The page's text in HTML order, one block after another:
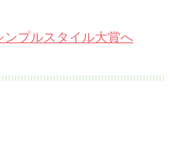
プルスタイル大賞へ